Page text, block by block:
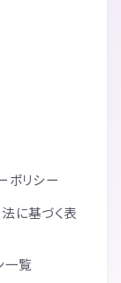
ポリシー
に基づく表
一覧